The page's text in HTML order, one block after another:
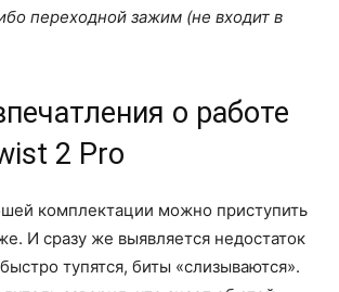
переходной зажим (не входит в
о работе
2 Pro
комплектации можно приступить
И сразу же выявляется недостаток
тупятся, биты «слизываются».